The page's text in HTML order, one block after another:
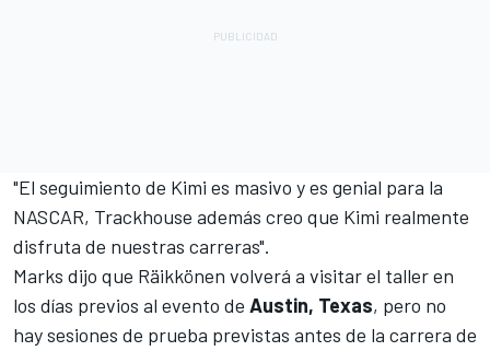
"El seguimiento de Kimi es masivo y es genial para la
NASCAR, Trackhouse además creo que Kimi realmente
disfruta de nuestras carreras".
Marks dijo que Räikkönen volverá a visitar el taller en
los días previos al evento de Austin, Texas, pero no
hay sesiones de prueba previstas antes de la carrera de